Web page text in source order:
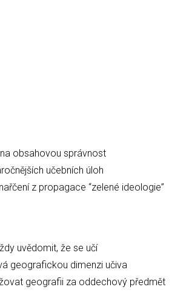
obsahovou správnost
učebních úloh
z propagace “zelené ideologie”
uvědomit, že se učí
geografickou dimenzi učiva
geografii za oddechový předmět